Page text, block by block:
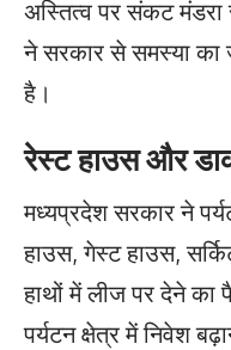
अस्तित्व पर संकट मंडरा
ने सरकार से समस्या का
है।
रेस्ट हाउस और
मध्यप्रदेश सरकार ने
हाउस, गेस्ट हाउस,
हाथों में लीज पर देने का
पर्यटन क्षेत्र में निवेश